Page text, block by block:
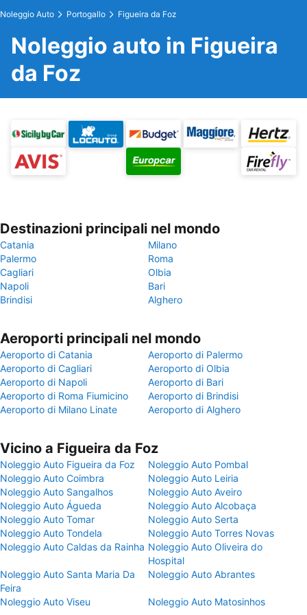
Noleggio Auto Portogallo Figueira da Foz
Noleggio auto in Figueira
da Foz
Destinazioni principali nel mondo
Catania
Milano
Palermo
Roma
Cagliari
Olbia
Napoli
Bari
Brindisi
Alghero
Aeroporti principali nel mondo
Aeroporto di Catania
Aeroporto di Palermo
Aeroporto di Cagliari
Aeroporto di Olbia
Aeroporto di Napoli
Aeroporto di Bari
Aeroporto di Roma Fiumicino
Aeroporto di Brindisi
Aeroporto di Milano Linate
Aeroporto di Alghero
Vicino a Figueira da Foz
Noleggio Auto Figueira da Foz
Noleggio Auto Pombal
Noleggio Auto Coimbra
Noleggio Auto Leiria
Noleggio Auto Sangalhos
Noleggio Auto Aveiro
Noleggio Auto Águeda
Noleggio Auto Alcobaça
Noleggio Auto Tomar
Noleggio Auto Serta
Noleggio Auto Tondela
Noleggio Auto Torres Novas
Noleggio Auto Caldas da Rainha Noleggio Auto Oliveira do
Hospital
Noleggio Auto Santa Maria Da
Feira
Noleggio Auto Abrantes
Noleggio Auto Viseu Noleggio Auto Matosinhos